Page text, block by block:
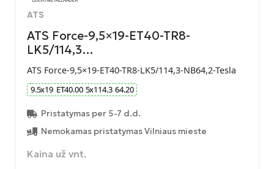
ATS
ATS Force-9,5×19-ET40-TR8-
LK5/114,3…
ATS Force-9,5×19-ET40-TR8-LK5/114,3-NB64,2-Tesla
9.5x19 ET40.00 5x114.3 64.20
Pristatymas per 5-7 d.d.
Nemokamas pristatymas Vilniaus mieste
Kaina už vnt.